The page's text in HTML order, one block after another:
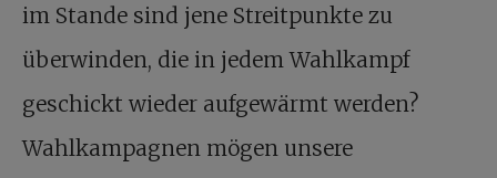
im Stande sind jene Streitpunkte zu
überwinden, die in jedem Wahlkampf
geschickt wieder aufgewärmt werden?
Wahlkampagnen mögen unsere